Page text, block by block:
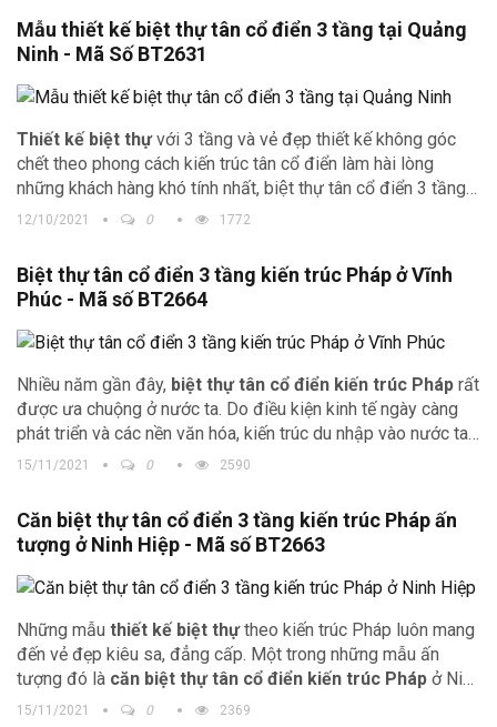
Mẫu thiết kế biệt thự tân cổ điển 3 tầng tại Quảng
Ninh - Mã Số BT2631
Thiết kế biệt thự với 3 tầng và vẻ đẹp thiết kế không góc
chết theo phong cách kiến trúc tân cổ điển làm hài lòng
những khách hàng khó tính nhất, biệt thự tân cổ điển 3 tầng
luôn là lựa chọn hàng đầu của mỗi chủ đầu tư.
12/10/2021 0 1772
Biệt thự tân cổ điển 3 tầng kiến trúc Pháp ở Vĩnh
Phúc - Mã số BT2664
Nhiều năm gần đây, biệt thự tân cổ điển kiến trúc Pháp rất
được ưa chuộng ở nước ta. Do điều kiện kinh tế ngày càng
phát triển và các nền văn hóa, kiến trúc du nhập vào nước ta
ngày càng nhanh nên các chủ đầu tư mong muốn có được
15/11/2021 0 2590
Căn biệt thự tân cổ điển 3 tầng kiến trúc Pháp ấn
tượng ở Ninh Hiệp - Mã số BT2663
Những mẫu thiết kế biệt thựtheo kiến trúc Pháp luôn mang
đến vẻ đẹp kiêu sa, đẳng cấp. Một trong những mẫu ấn
tượng đó là căn biệt thự tân cổ điển kiến trúc Pháp ở Ninh
Hiệp với 5 tầng nổi, 1,5 tầng áp mái.
15/11/2021 0 2369